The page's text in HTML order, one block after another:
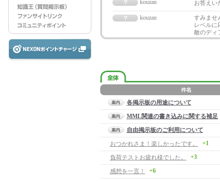
kouzan
お答えい
kouzan
すみませ
レベルに
敵のディ
各掲示板の用途について
MML関連の書き込みに関する補足
自由掲示板のご利用について
おつかれさま！楽しかったです。
+1
負荷テストお疲れ様でした。 +3
感想を一言！ +6